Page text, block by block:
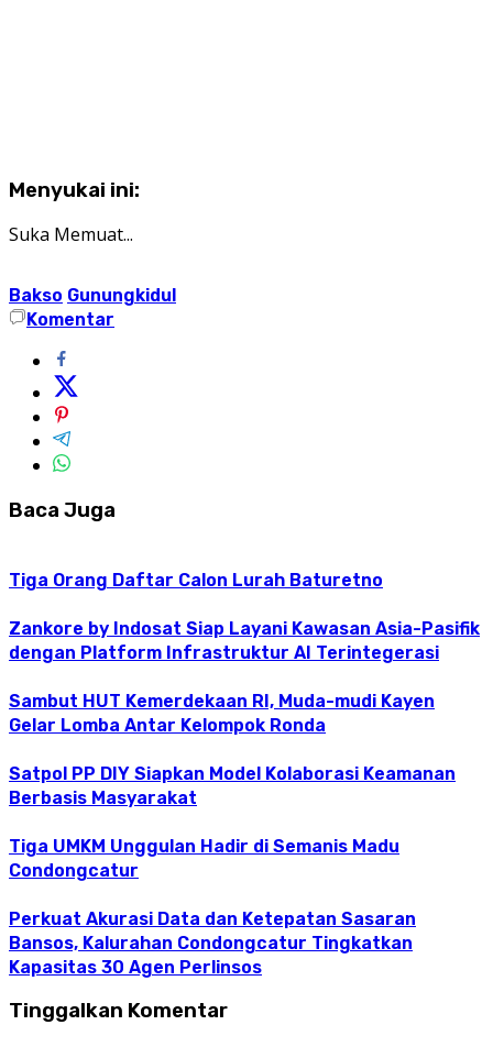
Menyukai ini:
Suka Memuat...
Bakso Gunungkidul
Komentar
Baca Juga
Tiga Orang Daftar Calon Lurah Baturetno
Zankore by Indosat Siap Layani Kawasan Asia-Pasifik
dengan Platform Infrastruktur AI Terintegerasi
Sambut HUT Kemerdekaan RI, Muda-mudi Kayen
Gelar Lomba Antar Kelompok Ronda
Satpol PP DIY Siapkan Model Kolaborasi Keamanan
Berbasis Masyarakat
Tiga UMKM Unggulan Hadir di Semanis Madu
Condongcatur
Perkuat Akurasi Data dan Ketepatan Sasaran
Bansos, Kalurahan Condongcatur Tingkatkan
Kapasitas 30 Agen Perlinsos
Tinggalkan Komentar